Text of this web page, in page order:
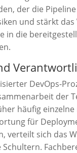
der die
und stärkt
in die
DevOps-
der
häufig
für
verteilt sich das